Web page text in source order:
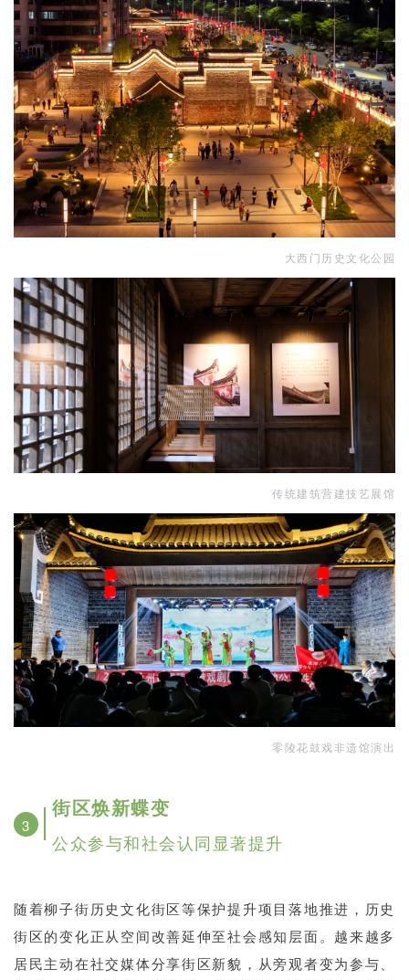
大西门历史文化公园
传统建筑营建技艺展馆
零陵花鼓戏非遗馆演出
3
街区焕新蝶变
公众参与和社会认同显著提升
随着柳子街历史文化街区等保护提升项目落地推进，历史
街区的变化正从空间改善延伸至社会感知层面。越来越多
居民主动在社交媒体分享街区新貌，从旁观者变为参与、